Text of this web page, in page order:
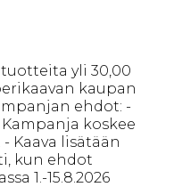
yli 30,00
kaupan
ehdot: -
koskee
Kaava lisätään
kun ehdot
1.-15.8.2026